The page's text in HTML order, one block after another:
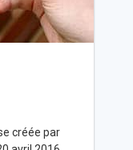
créée par